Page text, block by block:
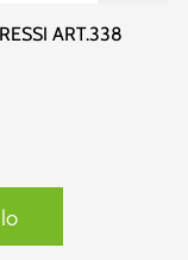
ART.338